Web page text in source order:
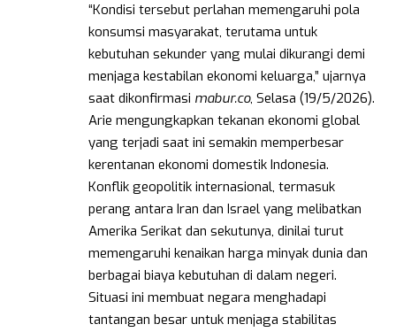
“Kondisi tersebut perlahan memengaruhi pola
konsumsi masyarakat, terutama untuk
kebutuhan sekunder yang mulai dikurangi demi
menjaga kestabilan ekonomi keluarga,” ujarnya
saat dikonfirmasi mabur.co, Selasa (19/5/2026).
Arie mengungkapkan tekanan ekonomi global
yang terjadi saat ini semakin memperbesar
kerentanan ekonomi domestik Indonesia.
Konflik geopolitik internasional, termasuk
perang antara Iran dan Israel yang melibatkan
Amerika Serikat dan sekutunya, dinilai turut
memengaruhi kenaikan harga minyak dunia dan
berbagai biaya kebutuhan di dalam negeri.
Situasi ini membuat negara menghadapi
tantangan besar untuk menjaga stabilitas